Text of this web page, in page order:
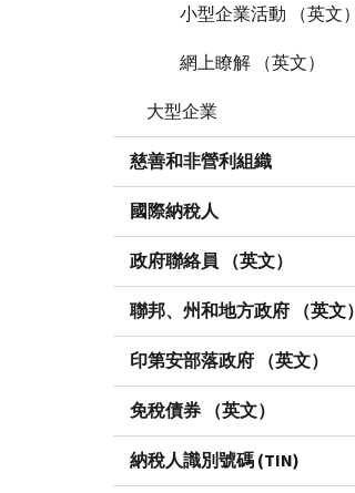
小型企業活動 （英文）
網上瞭解 （英文）
大型企業
慈善和非營利組織
國際納稅人
政府聯絡員 （英文）
聯邦、州和地方政府 （英文）
印第安部落政府 （英文）
免稅債券 （英文）
納稅人識別號碼 (TIN)